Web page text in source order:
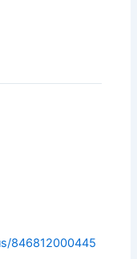
846812000445